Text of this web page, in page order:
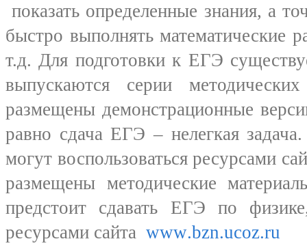
показать определенные знания, а
быстро выполнять математические
т.д. Для подготовки к ЕГЭ
выпускаются серии
размещены демонстрационные
равно сдача ЕГЭ – нелегкая
могут воспользоваться ресурсами
размещены методические
предстоит сдавать ЕГЭ по
ресурсами сайта www.bzn.ucoz.ru